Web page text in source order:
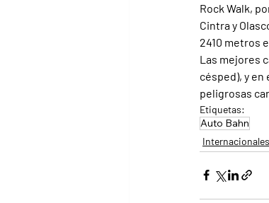
Rock Walk,
Cintra y
2410 metros
Las mejores
césped), y
peligrosas
Etiquetas:
Auto Bahn
Internacionales